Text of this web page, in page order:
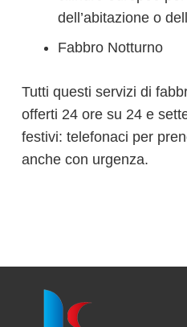
dell’abitazione o
Fabbro Notturno
Tutti questi servizi di
offerti 24 ore su 24 e
festivi: telefonaci per
anche con urgenza.